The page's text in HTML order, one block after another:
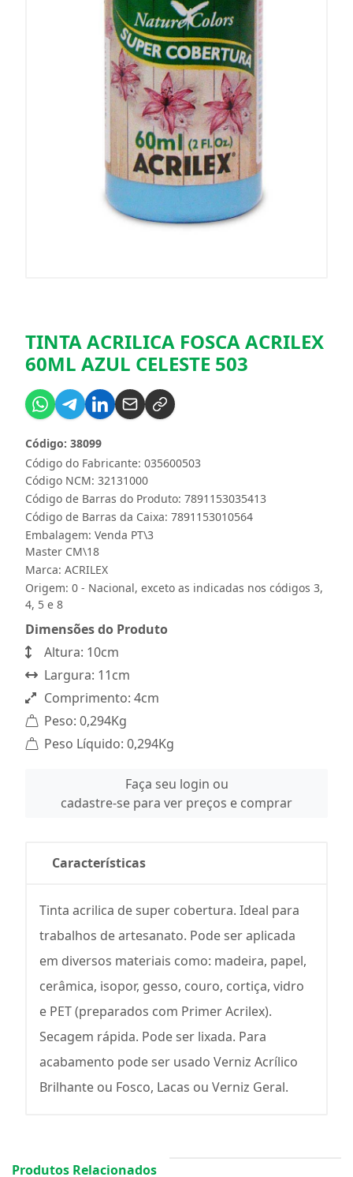
TINTA ACRILICA FOSCA ACRILEX
60ML AZUL CELESTE 503
Código do Fabricante: 035600503
Código: 38099
Código NCM: 32131000
Código de Barras do Produto: 7891153035413
Código de Barras da Caixa: 7891153010564
Embalagem: Venda PT\3
Master CM\18
Marca: ACRILEX
Origem: 0 - Nacional, exceto as indicadas nos códigos 3,
4, 5 e 8
Dimensões do Produto
Altura: 10cm
Largura: 11cm
Comprimento: 4cm
Peso: 0,294Kg
Peso Líquido: 0,294Kg
Faça seu login ou
cadastre-se para ver preços e comprar
Características
Tinta acrilica de super cobertura. Ideal para
trabalhos de artesanato. Pode ser aplicada
em diversos materiais como: madeira, papel,
cerâmica, isopor, gesso, couro, cortiça, vidro
e PET (preparados com Primer Acrilex).
Secagem rápida. Pode ser lixada. Para
acabamento pode ser usado Verniz Acrílico
Brilhante ou Fosco, Lacas ou Verniz Geral.
Produtos Relacionados